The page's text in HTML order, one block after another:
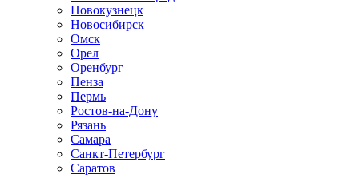
Новокузнецк
Новосибирск
Омск
Орел
Оренбург
Пенза
Пермь
Ростов-на-Дону
Рязань
Самара
Санкт-Петербург
Саратов